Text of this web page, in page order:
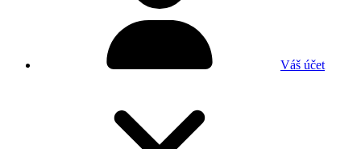
Váš účet